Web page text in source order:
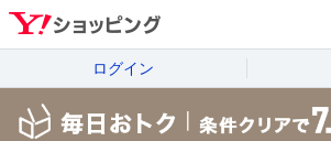
ログイン